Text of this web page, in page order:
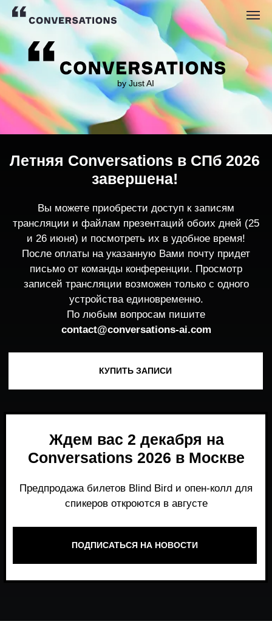
by Just AI
трансляции и файлам презентаций обоих дней (25
После оплаты на указанную Вами почту придет
записей трансляции возможен только с одного
устройства единовременно.
По любым вопросам пишите
contact@conversations-ai.co m
Летняя Conversations в СПб 2026
завершена!
Ждем вас 2 декабря на
Conversations 2026 в Москве
ПОДПИСАТЬСЯ НА НОВОСТИ
Место, где можно получить честный,
работает и формирует рынок генеративного